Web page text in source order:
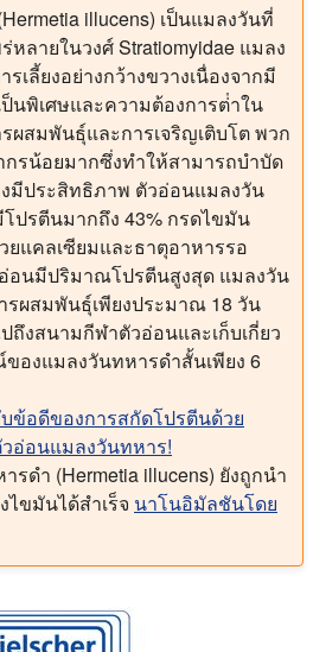
illucens) เป็นแมลงวันที่
ลายในวงศ์ Stratiomyidae แมลง
เลี้ยงอย่างกว้างขวางเนื่องจากมี
นพิเศษและความต้องการต่ําใน
ผสมพันธุ์และการเจริญเติบโต พวก
กรน้อยมากซึ่งทําให้สามารถบําบัด
มีประสิทธิภาพ ตัวอ่อนแมลงวัน
ปรตีนมากถึง 43% กรดไขมัน
ยแคลเซียมและธาตุอาหารรอ
อนมีปริมาณโปรตีนสูงสุด แมลงวัน
รผสมพันธุ์เพียงประมาณ 18 วัน
ถึงสนามกีฬาตัวอ่อนและเก็บเกี่ยว
องแมลงวันทหารดําสั้นเพียง 6
บข้อดีของการสกัดโปรตีนด้วย
อ่อนแมลงวันทหาร!
รดํา (Hermetia illucens) ยังถูกนํา
ขมันได้สําเร็จ นาโนอิมัลชันโดย